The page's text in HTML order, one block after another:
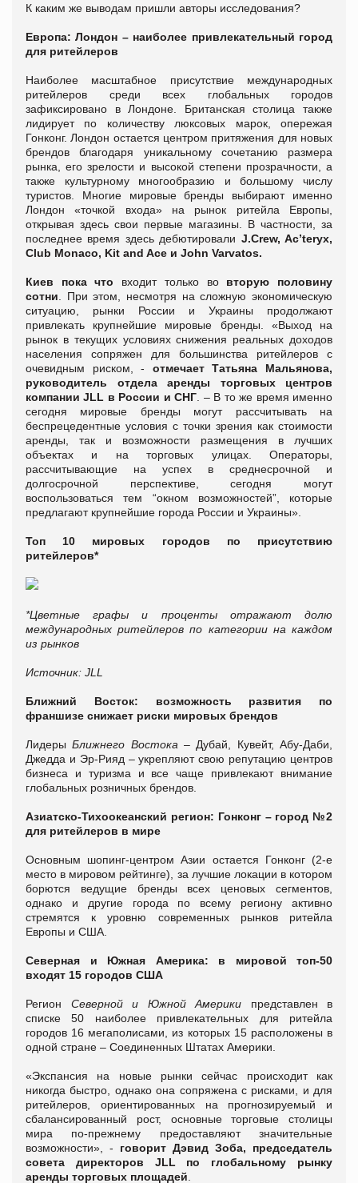
К каким же выводам пришли авторы исследования?
Европа: Лондон – наиболее привлекательный город
для ритейлеров
Наиболее масштабное присутствие международных
ритейлеров среди всех глобальных городов
зафиксировано в Лондоне. Британская столица также
лидирует по количеству люксовых марок, опережая
Гонконг. Лондон остается центром притяжения для новых
брендов благодаря уникальному сочетанию размера
рынка, его зрелости и высокой степени прозрачности, а
также культурному многообразию и большому числу
туристов. Многие мировые бренды выбирают именно
Лондон «точкой входа» на рынок ритейла Европы,
открывая здесь свои первые магазины. В частности, за
последнее время здесь дебютировали J.Crew, Ac’teryx,
Club Monaco, Kit and Ace и John Varvatos.
Киев пока что входит только во вторую половину
сотни. При этом, несмотря на сложную экономическую
ситуацию, рынки России и Украины продолжают
привлекать крупнейшие мировые бренды. «Выход на
рынок в текущих условиях снижения реальных доходов
населения сопряжен для большинства ритейлеров с
очевидным риском, - отмечает Татьяна Мальянова,
руководитель отдела аренды торговых центров
компанииJLL в России и СНГ. – В то же время именно
сегодня мировые бренды могут рассчитывать на
беспрецедентные условия с точки зрения как стоимости
аренды, так и возможности размещения в лучших
объектах и на торговых улицах. Операторы,
рассчитывающие на успех в среднесрочной и
долгосрочной перспективе, сегодня могут
воспользоваться тем “окном возможностей”, которые
предлагают крупнейшие города России и Украины».
Топ 10 мировых городов по присутствию
ритейлеров*
*Цветные графы и проценты отражают долю
международных ритейлеров по категории на каждом
из рынков
Источник: JLL
Ближний Восток: возможность развития по
франшизе снижает риски мировых брендов
ЛидерыБлижнего Востока– Дубай, Кувейт, Абу-Даби,
Джедда и Эр-Рияд – укрепляют свою репутацию центров
бизнеса и туризма и все чаще привлекают внимание
глобальных розничных брендов.
Азиатско-Тихоокеанский регион: Гонконг – город №2
для ритейлеров в мире
Основным шопинг-центром Азии остается Гонконг (2-е
место в мировом рейтинге), за лучшие локации в котором
борются ведущие бренды всех ценовых сегментов,
однако и другие города по всему региону активно
стремятся к уровню современных рынков ритейла
Европы и США.
Северная и Южная Америка: в мировой топ-50
входят 15 городов США
Регион Северной и Южной Америки представлен в
списке 50 наиболее привлекательных для ритейла
городов 16 мегаполисами, из которых 15 расположены в
одной стране – Соединенных Штатах Америки.
«Экспансия на новые рынки сейчас происходит как
никогда быстро, однако она сопряжена с рисками, и для
ритейлеров, ориентированных на прогнозируемый и
сбалансированный рост, основные торговые столицы
мира по-прежнему предоставляют значительные
возможности», - говорит Дэвид Зоба, председатель
совета директоров JLLпо глобальному рынку
аренды торговых площадей.